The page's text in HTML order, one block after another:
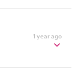
1 year ago